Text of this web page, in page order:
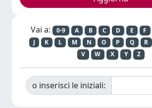
Vai a: 0-9 A B C D E F
J
K L M N O P Q R
V
W X Y Z
o inserisci le iniziali: